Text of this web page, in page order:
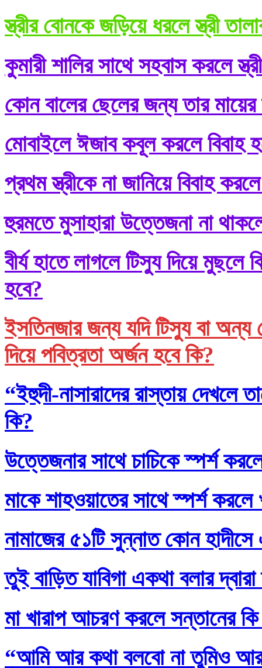
স্ত্রীর বোনকে জড়িয়ে ধরলে স্ত্রী
কুমারী শালির সাথে সহবাস করলে
কোন বালের ছেলের জন্য তার মায়ের
মোবাইলে ঈজাব কবূল করলে বিবাহ
প্রথম স্ত্রীকে না জানিয়ে বিবাহ
হুরমতে মুসাহারা উত্তেজনা না
বীর্য হাতে লাগলে টিস্যু দিয়ে
হবে?
ইসতিনজার জন্য যদি টিস্যু বা অন্য
দিয়ে পবিত্রতা অর্জন হবে কি?
“ইহুদী-নাসারাদের রাস্তায় দেখলে
কি?
উত্তেজনার সাথে চাচিকে স্পর্শ
মাকে শাহওয়াতের সাথে স্পর্শ করলে
নামাজের ৫১টি সুন্নাত কোন হাদীসে
তুই বাড়িত যাবিগা একথা বলার
মা খারাপ আচরণ করলে সন্তানের
“আমি আর কথা বলবো না তুমিও আর